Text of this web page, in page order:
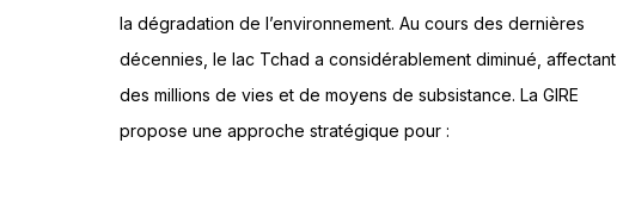
la dégradation de l’environnement. Au cours des dernières
décennies, le lac Tchad a considérablement diminué, affectant
des millions de vies et de moyens de subsistance. La GIRE
propose une approche stratégique pour :